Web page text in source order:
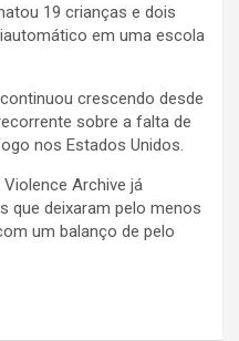
19 crianças e dois
em uma escola
crescendo desde
sobre a falta de
nos Estados Unidos.
Violence Archive já
que deixaram pelo menos
um balanço de pelo